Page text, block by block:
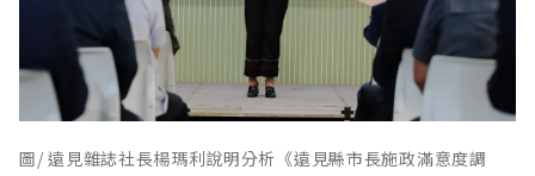
圖/ 遠見雜誌社長楊瑪利說明分析《遠見縣市長施政滿意度調